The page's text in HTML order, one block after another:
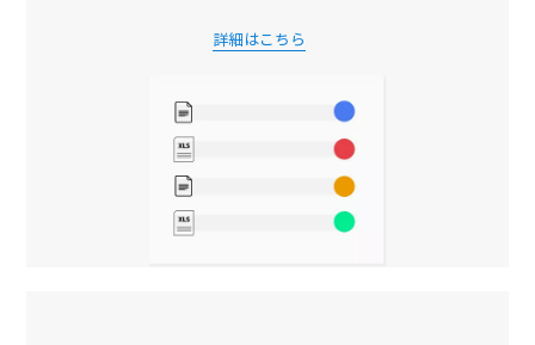
詳細はこちら